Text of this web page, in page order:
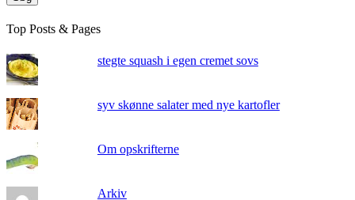
Top Posts & Pages
stegte squash i egen cremet sovs
syv skønne salater med nye kartofler
Om opskrifterne
Arkiv